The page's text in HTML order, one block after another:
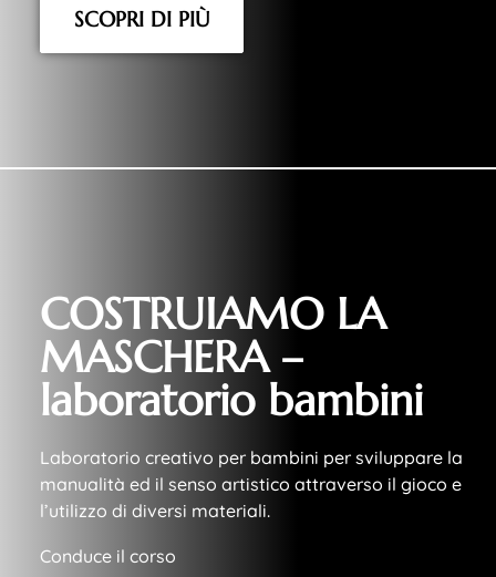
SCOPRI DI PIÙ
COSTRUIAMO LA
MASCHERA –
laboratorio bambini
Laboratorio creativo per bambini per sviluppare la
manualità ed il senso artistico attraverso il gioco e
l’utilizzo di diversi materiali.
Conduce il corso